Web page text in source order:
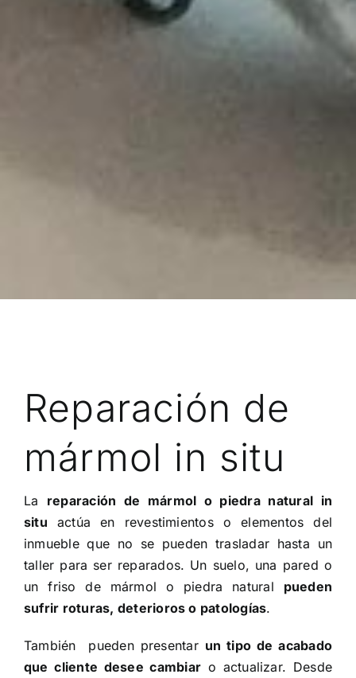
Reparación de
mármol in situ
La reparación de mármol o piedra natural in
situ actúa en revestimientos o elementos del
inmueble que no se pueden trasladar hasta un
taller para ser reparados. Un suelo, una pared o
un friso de mármol o piedra natural pueden
sufrir roturas, deterioros o patologías.
También pueden presentar un tipo de acabado
que cliente desee cambiar o actualizar. Desde